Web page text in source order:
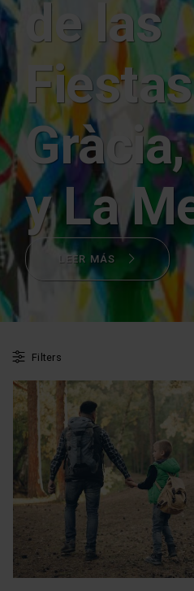
de las
y La
LEER MÁS
Filters